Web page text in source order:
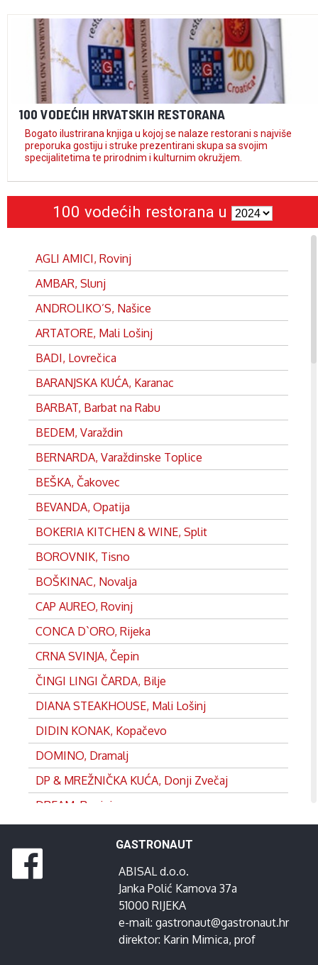
100 VODEĆIH HRVATSKIH RESTORANA
Bogato ilustrirana knjiga u kojoj se nalaze restorani s najviše
preporuka gostiju i struke prezentirani skupa sa svojim
specijalitetima te prirodnim i kulturnim okružjem.
100 vodećih restorana u
AGLI AMICI, Rovinj
AMBAR, Slunj
ANDROLIKO’S, Našice
ARTATORE, Mali Lošinj
BADI, Lovrečica
BARANJSKA KUĆA, Karanac
BARBAT, Barbat na Rabu
BEDEM, Varaždin
BERNARDA, Varaždinske Toplice
BEŠKA, Čakovec
BEVANDA, Opatija
BOKERIA KITCHEN & WINE, Split
BOROVNIK, Tisno
BOŠKINAC, Novalja
CAP AUREO, Rovinj
CONCA D`ORO, Rijeka
CRNA SVINJA, Čepin
ČINGI LINGI ČARDA, Bilje
DIANA STEAKHOUSE, Mali Lošinj
DIDIN KONAK, Kopačevo
DOMINO, Dramalj
DP & MREŽNIČKA KUĆA, Donji Zvečaj
DREAM, Rovinj
EDEN, Satnica
FRANKOPAN, Ogulin
GANEUM, Lovran
GOSPOJA, Vrbnik
GASTRONAUT
ABISAL d.o.o.
Janka Polić Kamova 37a
51000 RIJEKA
e-mail: gastronaut@gastronaut.hr
direktor: Karin Mimica, prof